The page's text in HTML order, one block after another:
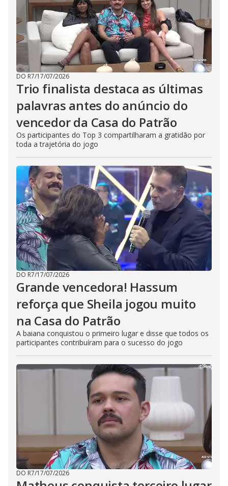
DO R7/17/07/2026
Trio finalista destaca as últimas
palavras antes do anúncio do
vencedor da Casa do Patrão
Os participantes do Top 3 compartilharam a gratidão por
toda a trajetória do jogo
DO R7/17/07/2026
Grande vencedora! Hassum
reforça que Sheila jogou muito
na Casa do Patrão
A baiana conquistou o primeiro lugar e disse que todos os
participantes contribuíram para o sucesso do jogo
DO R7/17/07/2026